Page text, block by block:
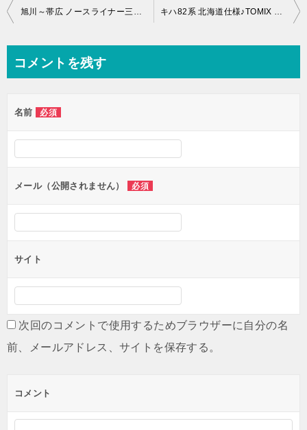
投
ビ
ー
シ
ョ
ン
コメントを残す
名前 必須
メール（公開されません） 必須
サイト
次回のコメントで使用するためブラウザーに自分の名
前、メールアドレス、サイトを保存する。
コメント